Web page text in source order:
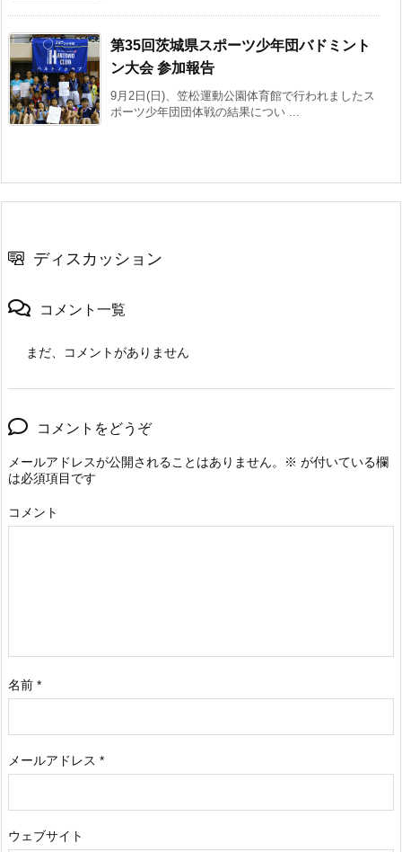
第35回茨城県スポーツ少年団バドミント
ン大会 参加報告
9月2日(日)、笠松運動公園体育館で行われましたス
ポーツ少年団団体戦の結果につい ...
ディスカッション
コメント一覧
まだ、コメントがありません
コメントをどうぞ
メールアドレスが公開されることはありません。 ※ が付いている欄
は必須項目です
コメント
名前 *
メールアドレス *
ウェブサイト